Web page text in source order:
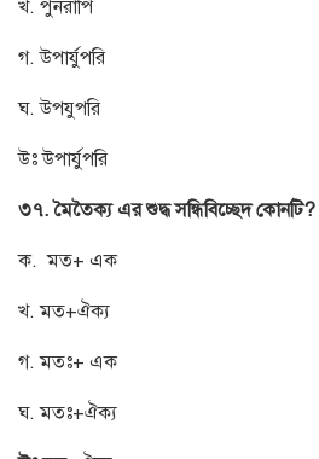
খ. পুনরাপি
গ. উপার্যুপরি
ঘ. উপযুপরি
উঃ উপার্যুপরি
৩৭. মৈতৈক্য এর শুদ্ধ সন্ধিবিচ্ছেদ কোনটি?
ক. মত+ এক
খ. মত+ঐক্য
গ. মতঃ+ এক
ঘ. মতঃ+ঐক্য